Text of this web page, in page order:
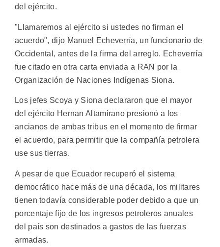
del ejército.
"Llamaremos al ejército si ustedes no firman el
acuerdo", dijo Manuel Echeverría, un funcionario de
Occidental, antes de la firma del arreglo. Echeverría
fue citado en otra carta enviada a RAN por la
Organización de Naciones Indígenas Siona.
Los jefes Scoya y Siona declararon que el mayor
del ejército Hernan Altamirano presionó a los
ancianos de ambas tribus en el momento de firmar
el acuerdo, para permitir que la compañía petrolera
use sus tierras.
A pesar de que Ecuador recuperó el sistema
democrático hace más de una década, los militares
tienen todavía considerable poder debido a que un
porcentaje fijo de los ingresos petroleros anuales
del país son destinados a gastos de las fuerzas
armadas.